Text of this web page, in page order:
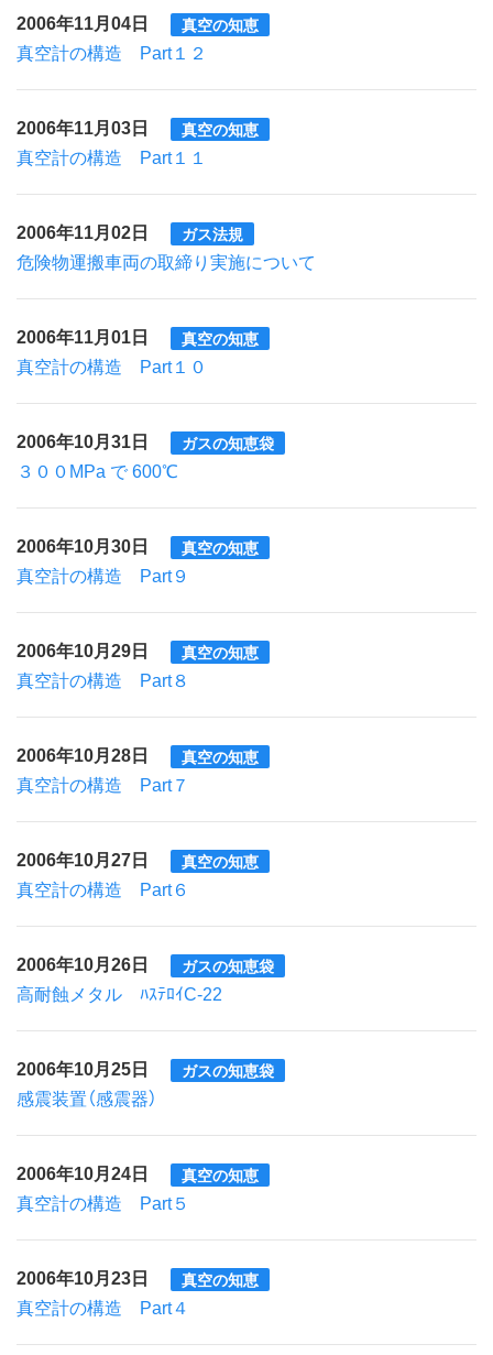
2006年11月04日 真空の知恵
真空計の構造 Part１２
2006年11月03日 真空の知恵
真空計の構造 Part１１
2006年11月02日 ガス法規
危険物運搬車両の取締り実施について
2006年11月01日 真空の知恵
真空計の構造 Part１０
2006年10月31日 ガスの知恵袋
３００MPa で 600℃
2006年10月30日 真空の知恵
真空計の構造 Part９
2006年10月29日 真空の知恵
真空計の構造 Part８
2006年10月28日 真空の知恵
真空計の構造 Part７
2006年10月27日 真空の知恵
真空計の構造 Part６
2006年10月26日 ガスの知恵袋
高耐蝕メタル ﾊｽﾃﾛｲC-22
2006年10月25日 ガスの知恵袋
感震装置（感震器）
2006年10月24日 真空の知恵
真空計の構造 Part５
2006年10月23日 真空の知恵
真空計の構造 Part４